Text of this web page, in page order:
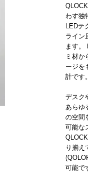
わす独
LEDテ
ライン
ます。
ミ材か
ージを
計です。
デスク
あらゆ
の空間
可能な
り揃え
可能で